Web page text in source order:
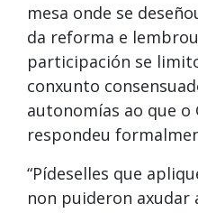
mesa onde se
da reforma e
participación se
conxunto
autonomías ao que o
respondeu
“Pídeselles que
non puideron axudar